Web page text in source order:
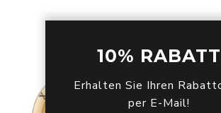
10% RABATT
Erhalten Sie Ihren
per E-Mail!